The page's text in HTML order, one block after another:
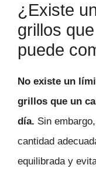
¿Existe
grillos
puede
No existe un
grillos que un
día. Sin
cantidad
equilibrada y